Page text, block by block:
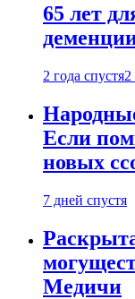
65 лет
2 года спустя2
Если
новых
7 дней спустя
Медичи